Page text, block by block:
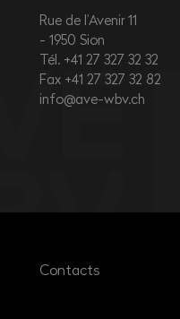
Rue de l’Avenir 11
1950 Sion
Tél. +41 27 327 32 32
Fax +41 27 327 32 82
info@ave-wbv.ch
Contacts